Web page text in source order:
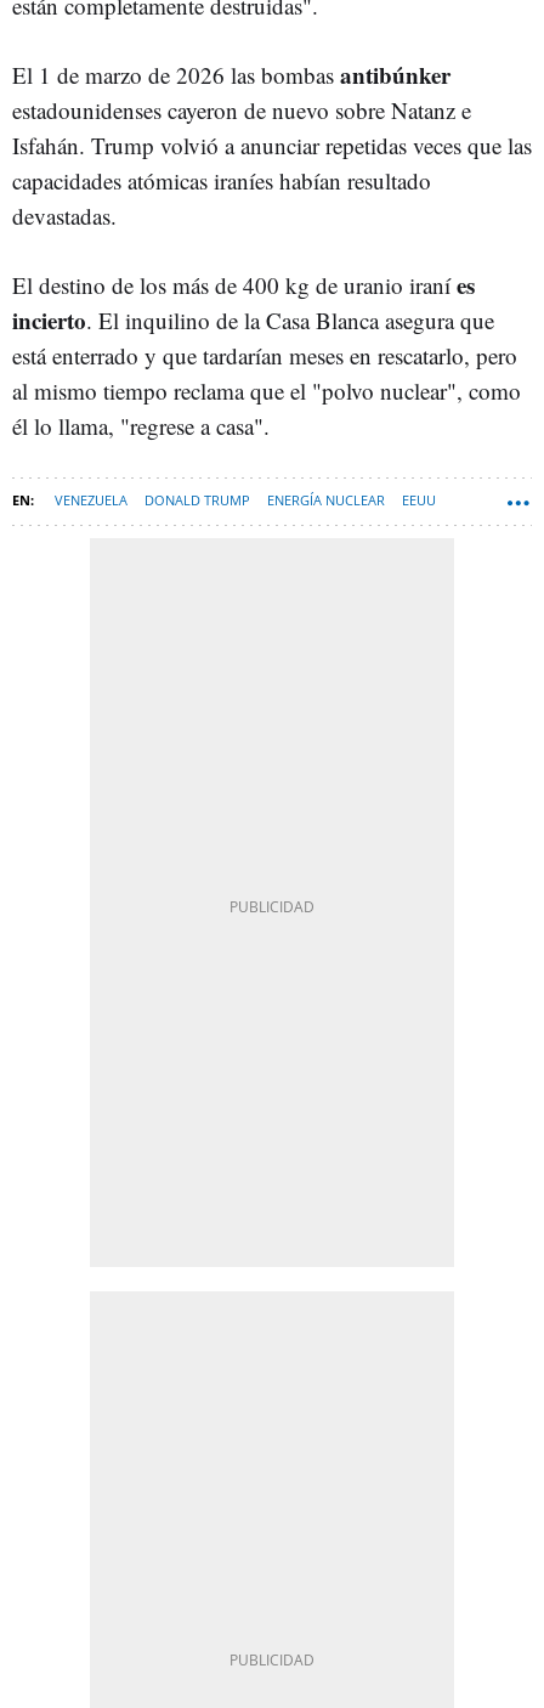
El 1 de marzo de 2026 las bombas antibúnker
estadounidenses cayeron de nuevo sobre Natanz e
Isfahán. Trump volvió a anunciar repetidas veces que las
capacidades atómicas iraníes habían resultado
devastadas.
El destino de los más de 400 kg de uranio iraníes
incierto. El inquilino de la Casa Blanca asegura que
está enterrado y que tardarían meses en rescatarlo, pero
al mismo tiempo reclama que el "polvo nuclear", como
él lo llama, "regrese a casa".
VENEZUELA DONALD TRUMP ENERGÍA NUCLEAR EEUU